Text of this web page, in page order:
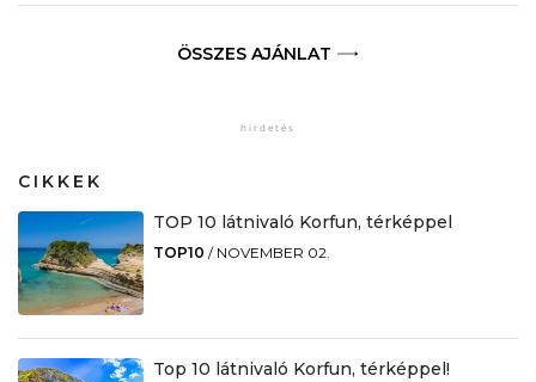
ÖSSZES AJÁNLAT
CIKKEK
TOP 10 látnivaló Korfun, térképpel
TOP10 / NOVEMBER 02.
Top 10 látnivaló Korfun, térképpel!